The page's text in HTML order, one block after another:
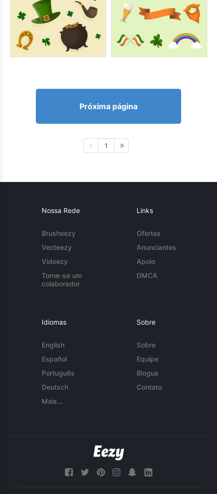
Próxima página
1
Nossa Rede
Brusheezy
Vecteezy
Videezy
Torne-se um
colaborador
Links
Ofertas
Anunciantes
Apoio
DMCA
Idiomas
English
Español
Português
Deutsch
Mais...
Sobre
Sobre
Equipe
Blogue
Contato